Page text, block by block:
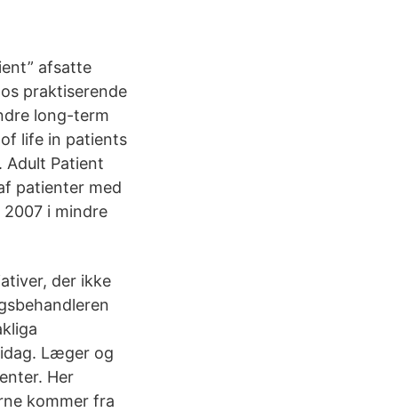
afsatte
praktiserende
long-term
life in patients
Patient
patienter med
i mindre
der ikke
Læger og
Her
kommer fra